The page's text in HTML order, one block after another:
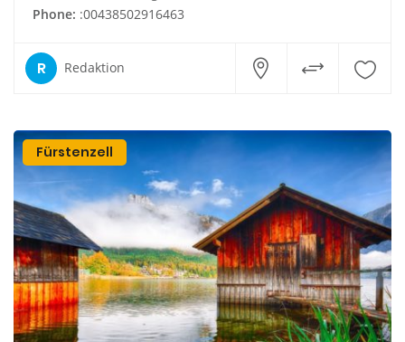
Phone: :00438502916463
R Redaktion
Fürstenzell